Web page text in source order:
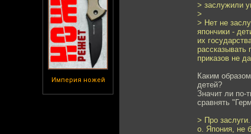
Империя ножей
> заслужили
>
> Нет не
япончики -
их
приказов не
Каким
детей?
Значит ли по-
сравнять
> Про
о. Япония, не